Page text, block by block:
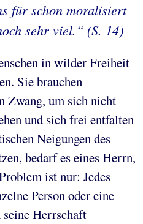
für schon moralisiert
sehr viel.“ (S. 14)
in wilder Freiheit
Sie brauchen
Zwang, um sich nicht
und sich frei entfalten
Neigungen des
bedarf es eines Herrn,
ist nur: Jedes
Person oder eine
Herrschaft